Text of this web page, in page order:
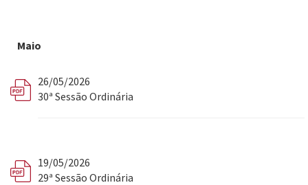
Maio
26/05/2026
30ª Sessão Ordinária
19/05/2026
29ª Sessão Ordinária